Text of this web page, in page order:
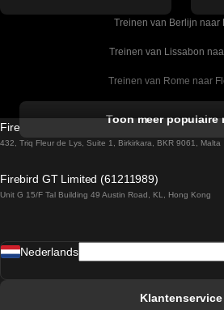
Treinen van Berlijn naar
Treinen van Lissabon
Treinen van Rome naar
Treinen van Sevilla naar
Treinen van Praag naar
Toon meer populaire
Firebird GT Limited (OC 1451)
432, Triq Fleur de Lys, Suite 1, Birkirkara, BKR 9061, Malta
Firebird GT Limited (61211989)
Unit G 15/F Tal Building 49 Austin Road, KL, Hong Kong
Nederlands
Klantenservice